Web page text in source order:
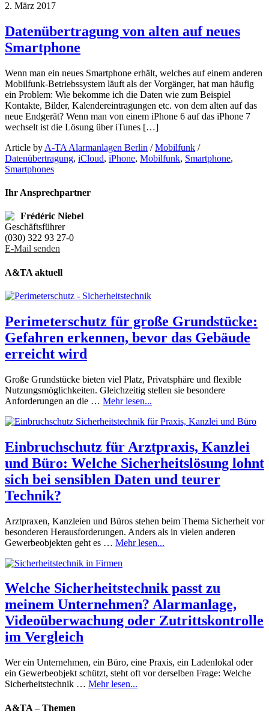
2. März 2017
Datenübertragung von alten auf neues
Smartphone
Wenn man ein neues Smartphone erhält, welches auf einem anderen
Mobilfunk-Betriebssystem läuft als der Vorgänger, hat man häufig
ein Problem: Wie bekomme ich die Daten wie zum Beispiel
Kontakte, Bilder, Kalendereintragungen etc. von dem alten auf das
neue Endgerät? Wenn man von einem iPhone 6 auf das iPhone 7
wechselt ist die Lösung über iTunes […]
Article by A-TA Alarmanlagen Berlin /Mobilfunk /
Datenübertragung, iCloud, iPhone, Mobilfunk, Smartphone,
Smartphones
Ihr Ansprechpartner
Frédéric Niebel
Geschäftsführer
(030) 322 93 27-0
E-Mail senden
A&TA aktuell
Perimeterschutz für große Grundstücke:
Gefahren erkennen, bevor das Gebäude
erreicht wird
Große Grundstücke bieten viel Platz, Privatsphäre und flexible
Nutzungsmöglichkeiten. Gleichzeitig stellen sie besondere
Anforderungen an die … Mehr lesen...
Einbruchschutz für Arztpraxis, Kanzlei
und Büro: Welche Sicherheitslösung lohnt
sich bei sensiblen Daten und teurer
Technik?
Arztpraxen, Kanzleien und Büros stehen beim Thema Sicherheit vor
besonderen Herausforderungen. Anders als in vielen anderen
Gewerbeobjekten geht es … Mehr lesen...
Welche Sicherheitstechnik passt zu
meinem Unternehmen? Alarmanlage,
Videoüberwachung oder Zutrittskontrolle
im Vergleich
Wer ein Unternehmen, ein Büro, eine Praxis, ein Ladenlokal oder
ein Gewerbeobjekt schützt, steht oft vor derselben Frage: Welche
Sicherheitstechnik … Mehr lesen...
A&TA – Themen